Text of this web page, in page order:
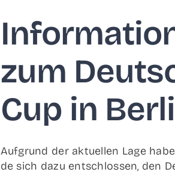
zum
Cup in
Auf­grund der aktu­el­len Lage
de sich dazu ent­schlos­sen, den